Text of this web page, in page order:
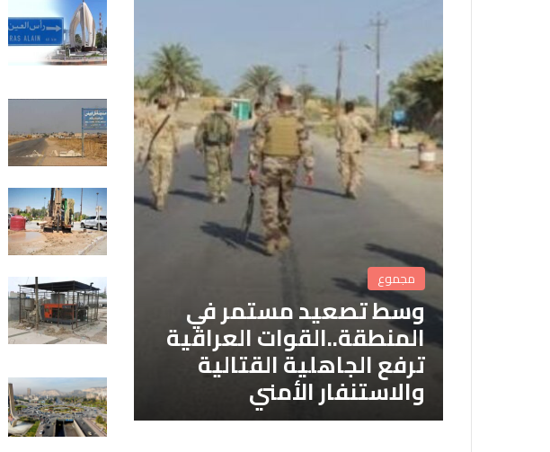
مجموع
وسط تصعيد مستمر في
المنطقة..القوات العراقية
ترفع الجاهلية القتالية
والاستنفار الأمني